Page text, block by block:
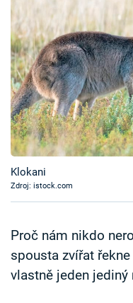
Témata
Pořady
TV Program
Časopis
Sledujte prima+
Sledujte nás
Klokani
Zdroj: istock.com
Proč nám nikdo
spousta zvířat
vlastně jeden jediný